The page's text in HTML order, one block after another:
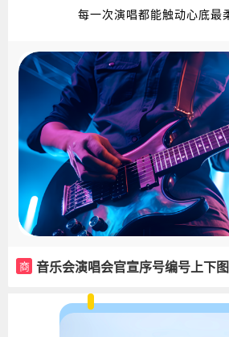
每一次演唱都能触动心底最
商 音乐会演唱会官宣序号编号上下